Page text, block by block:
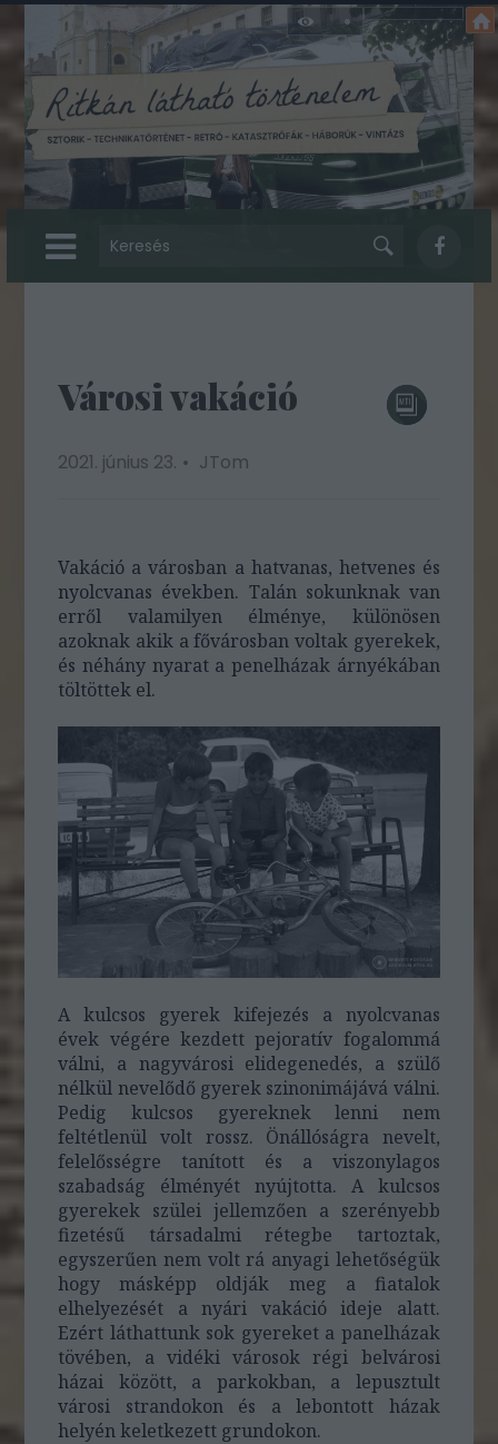
Városi vakáció
2021. június 23. JTom
Vakáció a városban a hatvanas, hetvenes és
nyolcvanas években. Talán sokunknak van
erről valamilyen élménye, különösen
azoknak akik a fővárosban voltak gyerekek,
és néhány nyarat a penelházak árnyékában
töltöttek el.
A kulcsos gyerek kifejezés a nyolcvanas
évek végére kezdett pejoratív fogalommá
válni, a nagyvárosi elidegenedés, a szülő
nélkül nevelődő gyerek szinonimájává válni.
Pedig kulcsos gyereknek lenni nem
feltétlenül volt rossz. Önállóságra nevelt,
felelősségre tanított és a viszonylagos
szabadság élményét nyújtotta. A kulcsos
gyerekek szülei jellemzően a szerényebb
fizetésű társadalmi rétegbe tartoztak,
egyszerűen nem volt rá anyagi lehetőségük
hogy másképp oldják meg a fiatalok
elhelyezését a nyári vakáció ideje alatt.
Ezért láthattunk sok gyereket a panelházak
tövében, a vidéki városok régi belvárosi
házai között, a parkokban, a lepusztult
városi strandokon és a lebontott házak
helyén keletkezett grundokon.